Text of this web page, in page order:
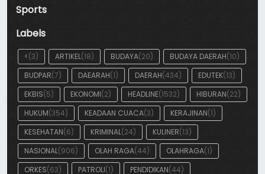
Sports
Labels
<(3) ARTIKEL(18) BUDAYA(20) BUDAYA DAERAH(10)
BUDPAR(7) DAEARAH(1) DAERAH(434) EDUTEK(13)
EKBIS(5) EKONOMI(2) HEADLINE(1532) HIBURAN(22)
HUKUM(354) KEADAAN CUACA(3) KERAJINAN(1)
KESEHATAN(6) KRIMINAL(24) KULINER(13)
NASIONAL(906) OLAH RAGA(44) OLAHRAGA(1)
ORKES(63) PATROLI(1) PENDIDIKAN(44)